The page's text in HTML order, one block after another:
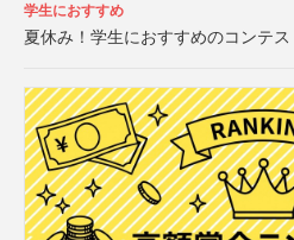
学生におすすめ
夏休み！学生におすすめのコンテス